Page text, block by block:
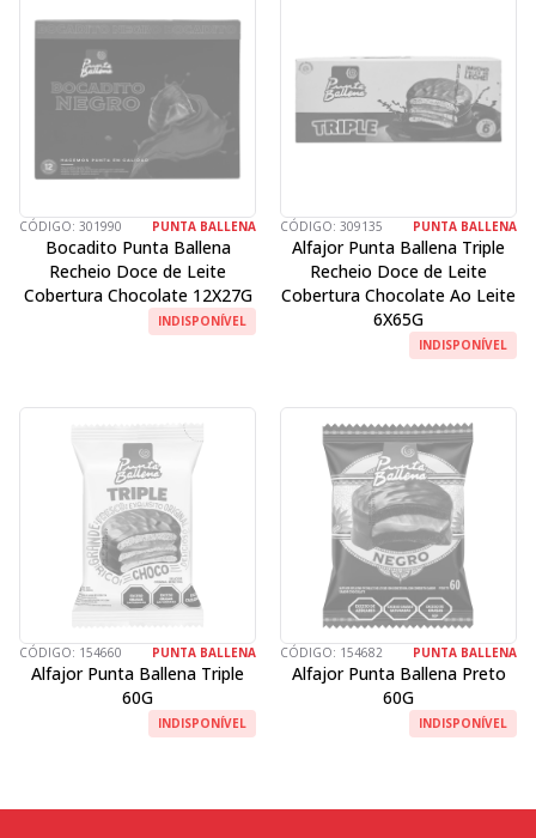
CÓDIGO: 301990 PUNTA BALLENA
Bocadito Punta Ballena
Recheio Doce de Leite
Cobertura Chocolate 12X27G
INDISPONÍVEL
CÓDIGO: 309135 PUNTA BALLENA
Alfajor Punta Ballena Triple
Recheio Doce de Leite
Cobertura Chocolate Ao Leite
6X65G
INDISPONÍVEL
CÓDIGO: 154660 PUNTA BALLENA
Alfajor Punta Ballena Triple
60G
INDISPONÍVEL
CÓDIGO: 154682 PUNTA BALLENA
Alfajor Punta Ballena Preto
60G
INDISPONÍVEL